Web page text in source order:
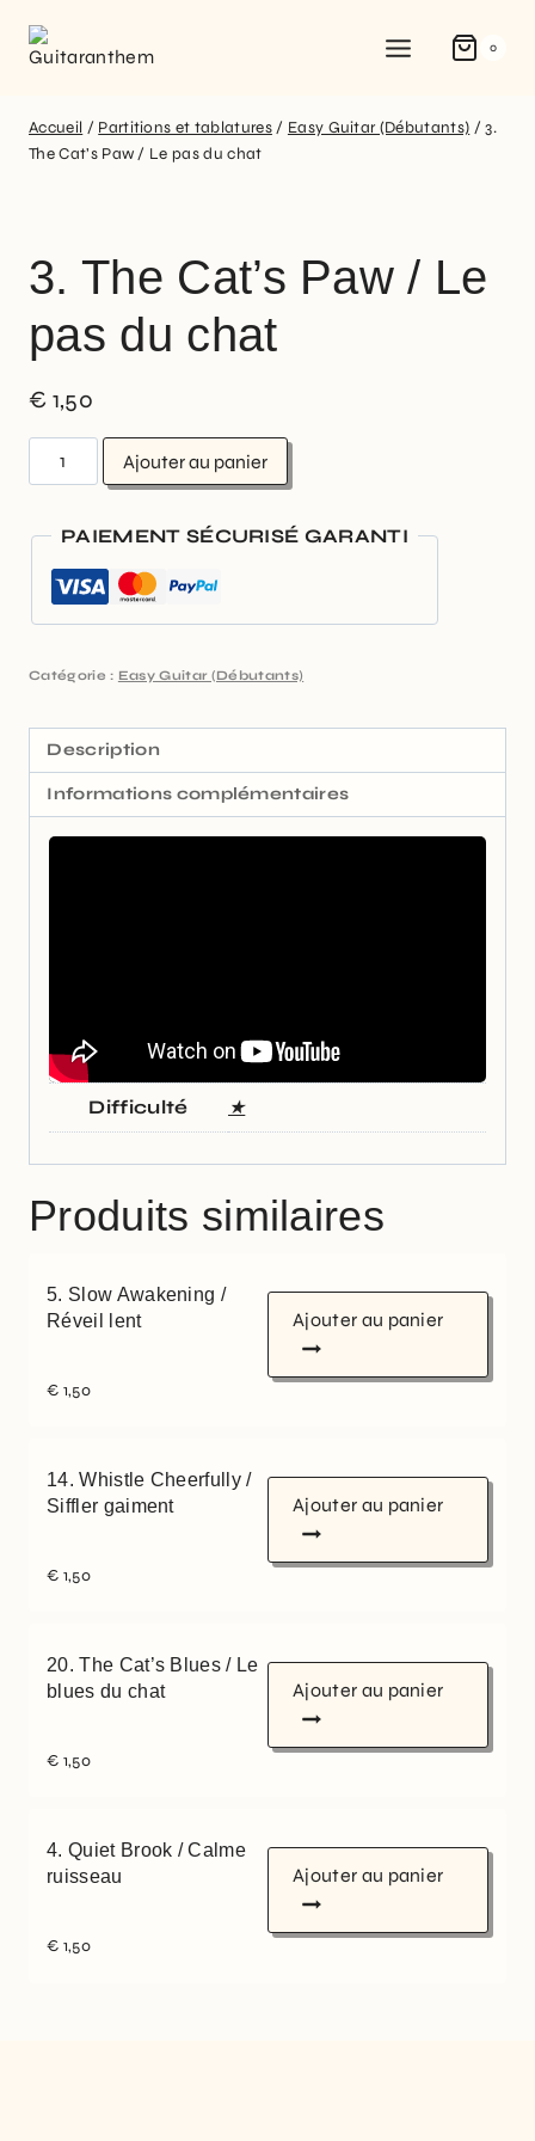
0
Accueil / Partitions et tablatures / Easy Guitar (Débutants) / 3.
The Cat’s Paw / Le pas du chat
3. The Cat’s Paw / Le
pas du chat
€ 1,50
Ajouter au panier
PAIEMENT SÉCURISÉ GARANTI
Catégorie : Easy Guitar (Débutants)
Description
Informations complémentaires
Difficulté ★
Produits similaires
5. Slow Awakening /
Réveil lent
€ 1,50
Ajouter au panier
14. Whistle Cheerfully /
Siffler gaiment
€ 1,50
Ajouter au panier
20. The Cat’s Blues / Le
blues du chat
€ 1,50
Ajouter au panier
4. Quiet Brook / Calme
ruisseau
€ 1,50
Ajouter au panier